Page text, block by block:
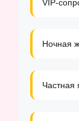
VIP-
Ночная